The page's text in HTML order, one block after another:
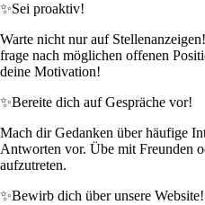
✨Sei proaktiv!
Warte nicht nur auf
frage nach möglichen offenen
deine Motivation!
✨Bereite dich auf Gespräche vor!
Mach dir Gedanken über häufige
Antworten vor. Übe mit Freunden
aufzutreten.
✨Bewirb dich über unsere Website!